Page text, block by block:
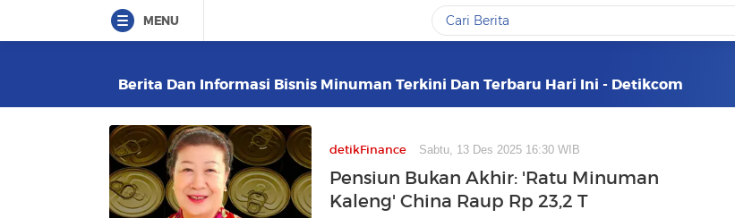
MENU
Berita Dan Informasi Bisnis Minuman Terkini Dan Terbaru Hari Ini - Detikcom
detikFinance Sabtu, 13 Des 2025 16:30 WIB
Pensiun Bukan Akhir: 'Ratu Minuman
Kaleng' China Raup Rp 23,2 T